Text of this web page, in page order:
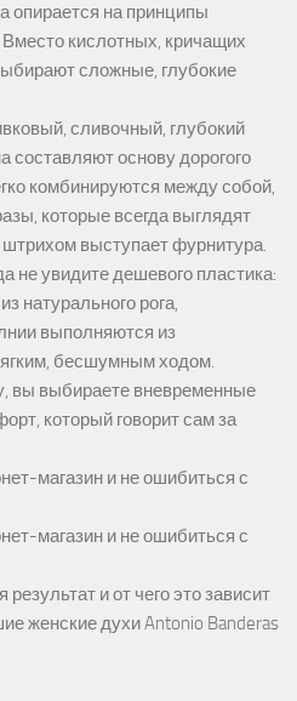
опирается на принципы
Вместо кислотных, кричащих
сложные, глубокие
сливочный, глубокий
составляют основу дорогого
комбинируются между собой,
которые всегда выглядят
выступает фурнитура.
не увидите дешевого пластика:
натурального рога,
выполняются из
бесшумным ходом.
вы выбираете вневременные
который говорит сам за
магазин и не ошибиться с
магазин и не ошибиться с
и от чего это зависит
женские духи Antonio Banderas